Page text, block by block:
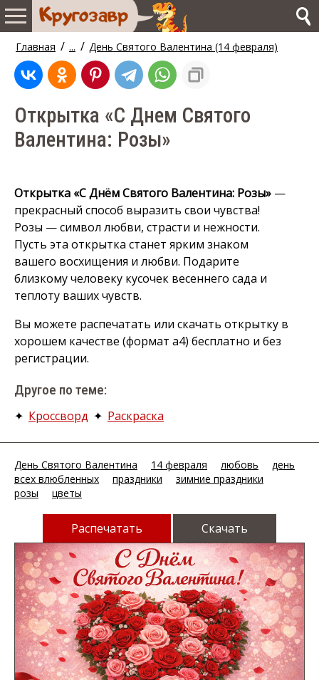
Главная / ... / День Святого Валентина (14 февраля)
Открытка «С Днем Святого
Валентина: Розы»
Открытка «С Днём Святого Валентина: Розы» —
прекрасный способ выразить свои чувства!
Розы — символ любви, страсти и нежности.
Пусть эта открытка станет ярким знаком
вашего восхищения и любви. Подарите
близкому человеку кусочек весеннего сада и
теплоту ваших чувств.
Вы можете распечатать или скачать открытку в
хорошем качестве (формат а4) бесплатно и без
регистрации.
Другое по теме:
✦ Кроссворд ✦ Раскраска
День Святого Валентина 14 февраля любовь
день
всех влюбленных
праздники
зимние праздники
розы
цветы
Распечатать Скачать